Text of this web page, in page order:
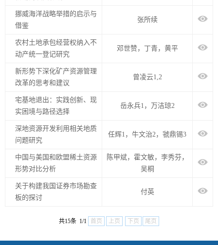
挪威海洋战略举措的启示与
借鉴
张所续
农村土地承包经营权纳入不
动产统一登记研究
邓世赞，丁青，黄平
新形势下深化矿产资源管理
改革的思考和建议
曾凌云1,2
宅基地退出：实践创新、现
实困境与路径选择
岳永兵1，万洁琼2
深地资源开发利用相关地质
问题研究
任辉1，牛文治2，虢鼎锡3
中国与美国和欧盟稀土资源
形势对比分析
陈甲斌，霍文敏，李秀芬，
吴桐
关于构建我国证券市场勘查
板的探讨
付英
共15条 1/1 首页 上页 下页 尾页